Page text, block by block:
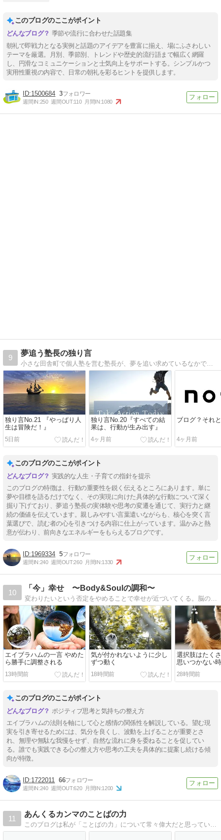
このブログのここがポイント
季節や流行に合わせた話題集
朝礼で即戦力となる実例と話題のアイデアを豊富に揃え、場にふさわしい
テーマを厳選。月別、季節別、トレンドや歴史的流行語まで幅広く網羅
し、円滑なコミュニケーションと士気向上をサポートする。シンプルかつ
実用性重視の内容で、日常の朝礼を彩るヒントを提供します。
1500684 3
週間IN:250 週間OUT:110 月間IN:1080
9
夢追う塾長の独り言
小さな田舎町で個人塾を営む塾長が、夢を追い求めているなかで感じたことを、独り言のようにつぶやいていきます。
独り言No.21 『やっぱり人
生は冒険だ！』
5日前
独り言No.20『すべての結
果は、行動が生み出す』
4ヶ月前
ブログ？それ
4ヶ月前
このブログのここがポイント
実践的な人生・子育ての指針を提示
このブログの特徴は、行動の重要性を鋭く伝えるところにあります。単に
夢や目標を語るだけでなく、その実現に向けた具体的な行動について深く
掘り下げており、夢追う塾長の実体験や思考の変遷を通じて、実行力と継
続の価値を伝えています。親しみやすい言葉遣いながらも、核心を突く言
葉選びで、読む者の心を引きつける内容に仕上がっています。温かみと熱
意が伝わり、前向きなエネルギーをもらえるブログです。
1969334 5
週間IN:240 週間OUT:260 月間IN:1330
10
「今」幸せ 〜Body&Soulの調和〜
変わりたいという否定をやめることで幸せが近づいてくる。脳の仕組みを知って簡単に幸せ。
エイブラハムの一言 やめた
ら勝手に調整される
13時間前
気が付かれないように少し
ずつ動く
18時間前
選択肢はたく
思いつかない
28時間前
このブログのここがポイント
ポジティブ思考と気持ちの整え方
エイブラハムの法則を軸にして心と感情の関係性を解説している。望む現
実を引き寄せるためには、気分を良くし、波動を上げることが重要とさ
れ、無理や無駄な我慢をせず、自然な流れに身を委ねることを促してい
る。誰でも実践できる心の整え方や思考の工夫を具体的に提案し続ける傾
向が特徴。
1722011 66
週間IN:240 週間OUT:620 月間IN:1200
11
あんくるカンマのことばの力